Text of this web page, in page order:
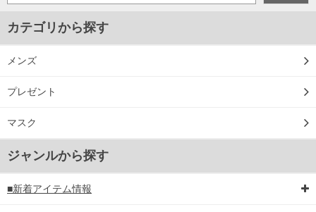
舗からのお取り寄せ等により、お客様にご迷惑をお掛けしてしまう場合がございま
連絡させて頂きますので予めご了承ください。
DETAIL
カテゴリから探す
メンズ
プレゼント
マスク
ジャンルから探す
■新着アイテム情報